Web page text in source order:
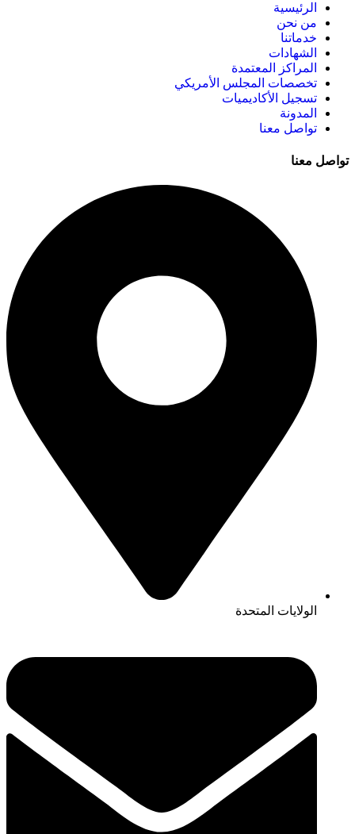
الرئيسية
من نحن
خدماتنا
الشهادات
المراكز المعتمدة
تخصصات المجلس الأمريكي
تسجيل الأكاديميات
المدونة
تواصل معنا
تواصل معنا
الولايات المتحدة